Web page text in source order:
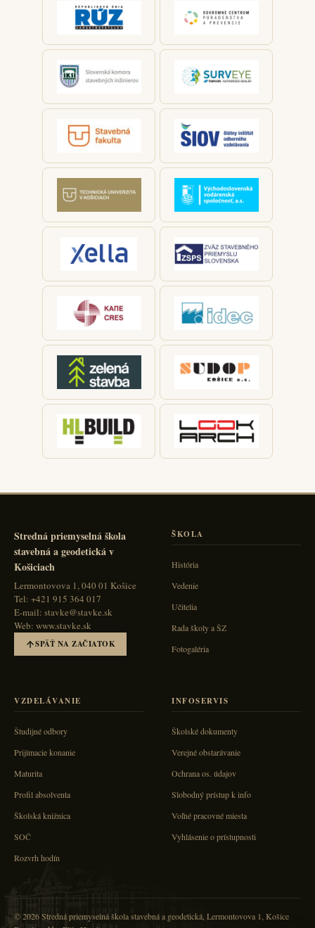
Stredná priemyselná škola
stavebná a geodetická v
Košiciach
Lermontovova 1, 040 01 Košice
Tel: +421 915 364 017
E-mail: stavke@stavke.sk
Web: www.stavke.sk
SPÄŤ NA ZAČIATOK
ŠKOLA
História
Vedenie
Učitelia
Rada školy a ŠZ
Fotogaléria
VZDELÁVANIE
Študijné odbory
Prijímacie konanie
Maturita
Profil absolventa
Školská knižnica
SOČ
Rozvrh hodín
INFOSERVIS
Školské dokumenty
Verejné obstarávanie
Ochrana os. údajov
Slobodný prístup k info
Voľné pracovné miesta
Vyhlásenie o prístupnosti
© 2026 Stredná priemyselná škola stavebná a geodetická, Lermontovova 1, Košice